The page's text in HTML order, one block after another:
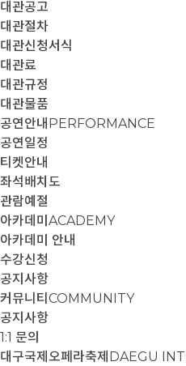
대관공고
대관절차
대관신청서식
대관료
대관규정
대관물품
공연안내 PERFORMANCE
공연일정
티켓안내
좌석배치도
관람예절
아카데미 ACADEMY
아카데미 안내
수강신청
공지사항
커뮤니티 COMMUNITY
공지사항
1:1 문의
대구국제오페라축제 DAEGU